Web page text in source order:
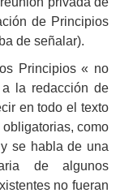
de Principios
de señalar).
Principios « no
la redacción de
en todo el texto
como
se habla de una
de algunos
no fueran